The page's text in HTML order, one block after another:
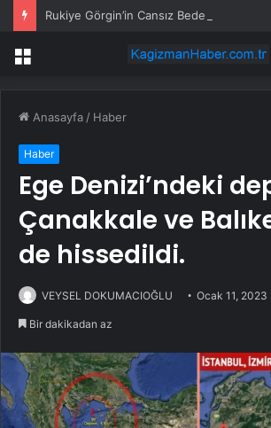
Rukiye Görgin’in Cansız Bedeni Göl
Menü
Anasayfa / Haber
Haber
Ege Denizi’ndeki
Çanakkale ve
de hissedildi.
VEYSEL DOKUMACIOĞLU Ocak 11, 2023
Bir dakikadan az